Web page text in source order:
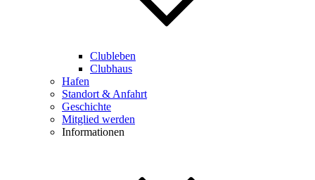
Clubleben
Clubhaus
Hafen
Standort & Anfahrt
Geschichte
Mitglied werden
Informationen